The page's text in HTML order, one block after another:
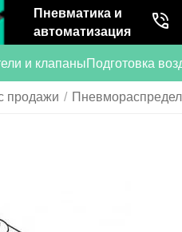
Пневматика и
автоматизация
и клапаныПодготовка
продажи /